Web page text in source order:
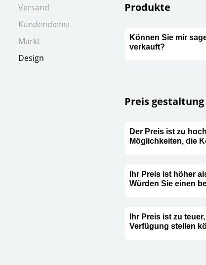
Versand
Kundendienst
Markt
Design
Produkte
Können Sie mir
verkauft?
Preis gestaltung
Der Preis ist zu
Möglichkeiten, die
Ihr Preis ist höher
Würden Sie einen
Ihr Preis ist zu
Verfügung stellen